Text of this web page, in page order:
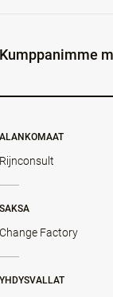
Kumppanimme
ALANKOMAAT
Rijnconsult
SAKSA
Change Factory
YHDYSVALLAT